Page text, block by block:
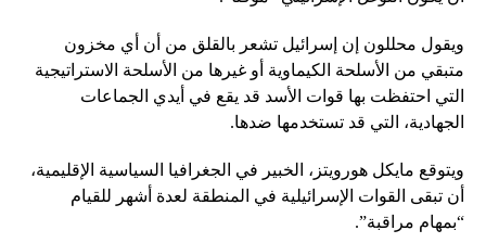
ويقول محللون إن إسرائيل تشعر بالقلق من أن أي مخزون
متبقي من الأسلحة الكيماوية أو غيرها من الأسلحة الاستراتيجية
التي احتفظت بها قوات الأسد قد يقع في أيدي الجماعات
الجهادية، التي قد تستخدمها ضدها.
ويتوقع مايكل هورويتز، الخبير في الجغرافيا السياسية الإقليمية،
أن تبقى القوات الإسرائيلية في المنطقة لعدة أشهر للقيام
“بمهام مراقبة”.